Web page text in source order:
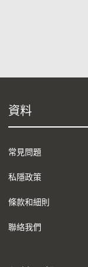
資料
常見問題
私隱政策
條款和細則
聯絡我們